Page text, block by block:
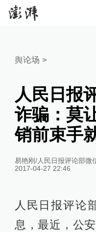
舆论场 >
人民日报
诈骗：莫
销前束手
易艳刚/人民日报评论部微
2017-04-27 22:46
人民日报评论
息，最近，公